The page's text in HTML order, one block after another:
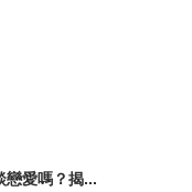
戀愛嗎？揭...